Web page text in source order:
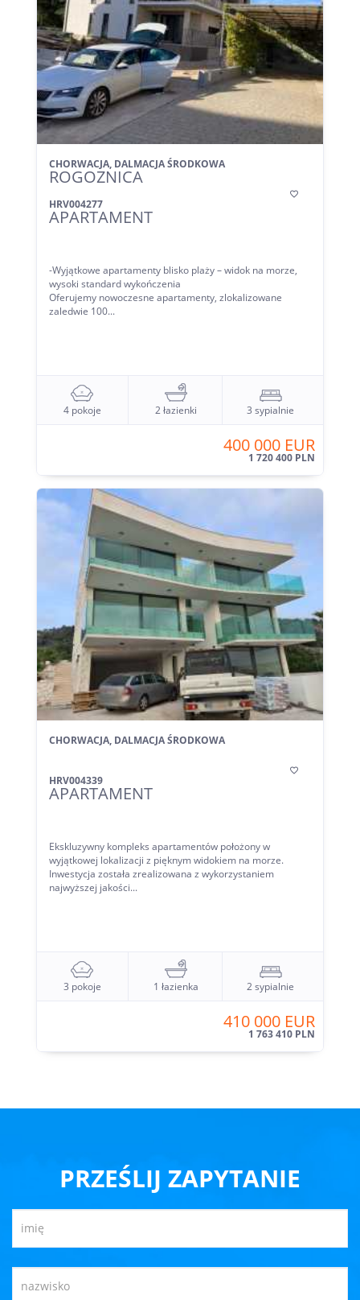
CHORWACJA, DALMACJA ŚRODKOWA
ROGOZNICA
HRV004277
APARTAMENT

-Wyjątkowe apartamenty blisko plaży – widok na morze,
wysoki standard wykończenia
Oferujemy nowoczesne apartamenty, zlokalizowane
zaledwie 100...
4 pokoje 2 łazienki 3 sypialnie
400 000 EUR
1 720 400 PLN
CHORWACJA, DALMACJA ŚRODKOWA
HRV004339
APARTAMENT

Ekskluzywny kompleks apartamentów położony w
wyjątkowej lokalizacji z pięknym widokiem na morze.
Inwestycja została zrealizowana z wykorzystaniem
najwyższej jakości...
3 pokoje 1 łazienka 2 sypialnie
410 000 EUR
1 763 410 PLN
PRZEŚLIJ ZAPYTANIE